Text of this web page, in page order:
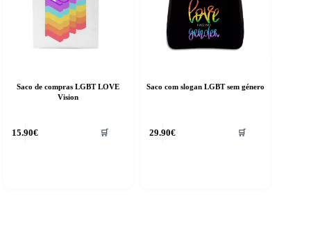
Saco de compras LGBT LOVE
Vision
15.90€ 🛒
Saco com slogan LGBT sem género
29.90€ 🛒